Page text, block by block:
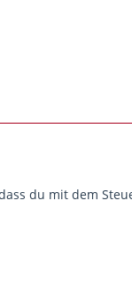
du mit dem